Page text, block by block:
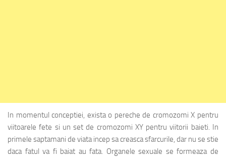
In momentul conceptiei, exista o pereche de cromozomi X pentru
viitoarele fete si un set de cromozomi XY pentru viitorii baieti. In
primele saptamani de viata incep sa creasca sfarcurile, dar nu se stie
daca fatul va fi baiat au fata. Organele sexuale se formeaza de